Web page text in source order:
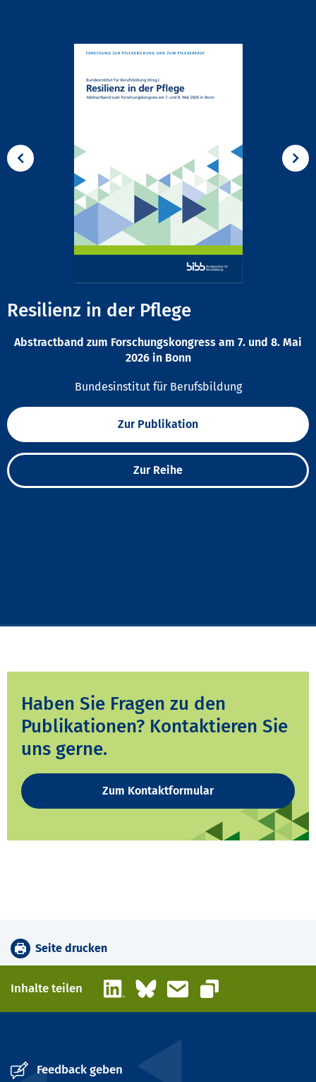
Resilienz in der Pflege
Abstractband zum Forschungskongress am 7. und 8. Mai
2026 in Bonn
Bundesinstitut für Berufsbildung
Zur Publikation
Zur Reihe
Haben Sie Fragen zu den
Publikationen? Kontaktieren Sie
uns gerne.
Zum Kontaktformular
Seite drucken
Inhalte teilen LinkedInBlueskyE-Mail
Link kopieren
Feedback geben